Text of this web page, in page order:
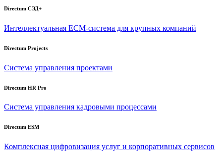
Directum СЭД+
Интеллектуальная ECM-система для крупных компаний
Directum Projects
Система управления проектами
Directum HR Pro
Система управления кадровыми процессами
Directum ESM
Комплексная цифровизация услуг и корпоративных сервисов